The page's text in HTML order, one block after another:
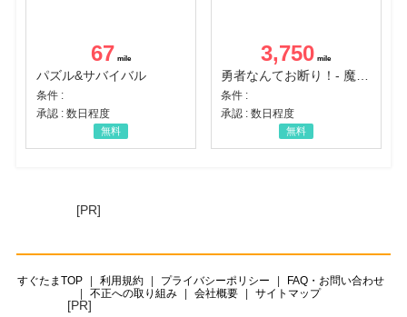
67
パズル&サバイバル
条件 :
承認 : 数日程度
無料
3,750
条件 :
承認 : 数日程度
無料
[PR]
すぐたまTOP 利用規約 プライバシーポリシー
FAQ・お問い合わせ
不正への取り組み
会社概要 サイトマップ
[PR]